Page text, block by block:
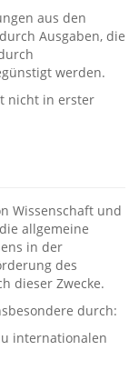
aus den
Ausgaben,‭ ‬die
werden.
nicht in erster
Wissenschaft und
allgemeine
in der
des
dieser Zwecke.
durch:
internationalen